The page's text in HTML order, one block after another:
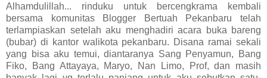
Alhamdulillah... rinduku untuk bercengkrama kembali
bersama komunitas Blogger Bertuah Pekanbaru telah
terlampiaskan setelah aku menghadiri acara buka bareng
(bubar) di kantor walikota pekanbaru. Disana ramai sekali
yang bisa aku temui, diantaranya Sang Penyamun, Bang
Fiko, Bang Attayaya, Maryo, Nan Limo, Prof, dan masih